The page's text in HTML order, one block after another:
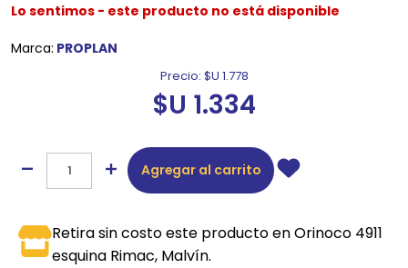
Lo sentimos - este producto no está disponible
Marca: PROPLAN
Precio: $U 1.778
$U 1.334
Agregar al carrito
Retira sin costo este producto en Orinoco 4911
esquina Rimac, Malvín.